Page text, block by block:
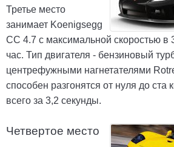
Третье место
занимает Koenigsegg
CC 4.7 с максимальной скоростью в
час. Тип двигателя - бензиновый
центрефужными нагнетателями
способен разгонятся от нуля до ста
всего за 3,2 секунды.
Четвертое место